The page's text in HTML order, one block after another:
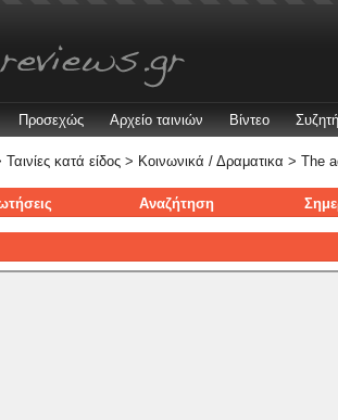
Προσεχώς Αρχείο ταινιών Βίντεο
Ταινίες κατά είδος > Κοινωνικά / Δραματικα > The
Αναζήτηση